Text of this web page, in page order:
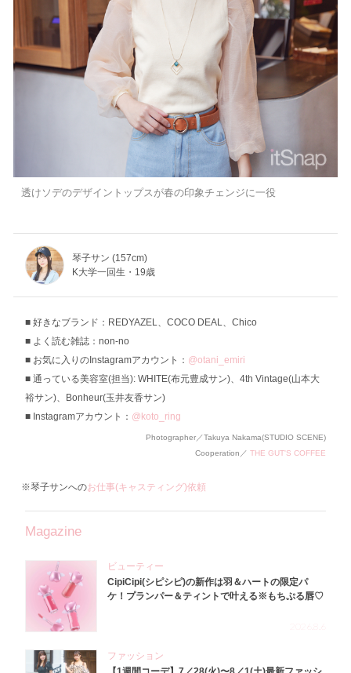
透けソデのデザイントップスが春の印象チェンジに一役
琴子サン (157cm)
K大学一回生・19歳
好きなブランド：REDYAZEL、COCO DEAL、Chico
よく読む雑誌：non-no
お気に入りのInstagramアカウント： @otani_emiri
通っている美容室(担当): WHITE(布元豊成サン)、4th Vintage(山本大
裕サン)、Bonheur(玉井友香サン)
Instagramアカウント： @koto_ring
Photographer／Takuya Nakama(STUDIO SCENE)
Cooperation／ THE GUT'S COFFEE
※琴子サンへのお仕事(キャスティング)依頼
Magazine
ビューティー
CipiCipi(シピシピ)の新作は羽＆ハートの限定パ
ケ！プランパー＆ティントで叶える※もちぷる唇♡
ファッション